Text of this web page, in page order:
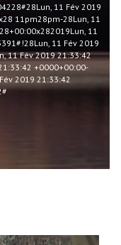
11 Fév 2019
11pm28pm-28Lun, 11
11
11 Fév 2019
11 Fév 2019 21:33:42
+0000+00:00-
2019 21:33:42